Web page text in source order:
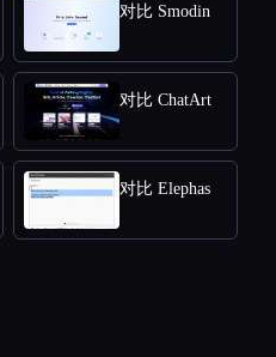
对比 Smodin
对比 ChatArt
对比 Elephas